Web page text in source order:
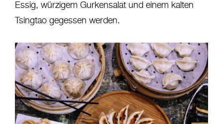
Essig, würzigem Gurkensalat und einem kalten
Tsingtao gegessen werden.